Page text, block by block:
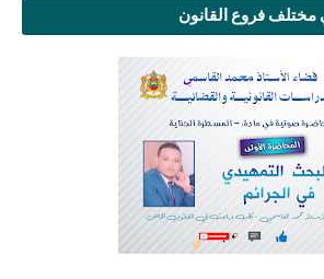
فروع القانون